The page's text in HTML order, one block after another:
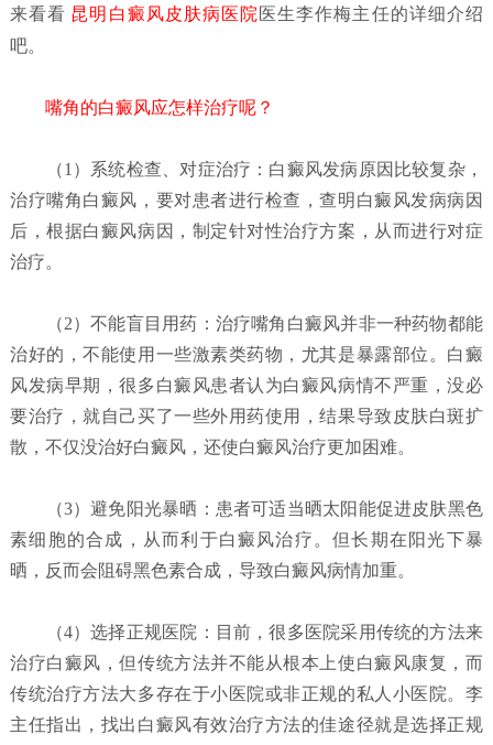
来看看 昆明白癜风皮肤病医院 医生李作梅主任的详细介绍
吧。
嘴角的白癜风应怎样治疗呢？
（1）系统检查、对症治疗： 白癜风发病原因比较复杂，
治疗嘴角白癜风，要对患者进行检查，查明白癜风发病病因
后，根据白癜风病因，制定针对性治疗方案，从而进行对症
治疗。
（2）不能盲目用药： 治疗嘴角白癜风并非一种药物都能
治好的，不能使用一些激素类药物，尤其是暴露部位。白癜
风发病早期，很多白癜风患者认为白癜风病情不严重，没必
要治疗，就自己买了一些外用药使用，结果导致皮肤白斑扩
散，不仅没治好白癜风，还使白癜风治疗更加困难。
（3）避免阳光暴晒： 患者可适当晒太阳能促进皮肤黑色
素细胞的合成，从而利于白癜风治疗。但长期在阳光下暴
晒，反而会阻碍黑色素合成，导致白癜风病情加重。
（4）选择正规医院： 目前，很多医院采用传统的方法来
治疗白癜风，但传统方法并不能从根本上使白癜风康复，而
传统治疗方法大多存在于小医院或非正规的私人小医院。李
主任指出，找出白癜风有效治疗方法的佳途径就是选择正规